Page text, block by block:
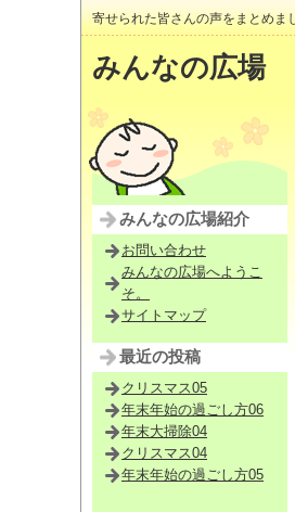
寄せられた皆さんの声をまとめま
みんなの広場
みんなの広場紹介
お問い合わせ
みんなの広場へようこ
そ。
サイトマップ
最近の投稿
クリスマス05
年末年始の過ごし方06
年末大掃除04
クリスマス04
年末年始の過ごし方05